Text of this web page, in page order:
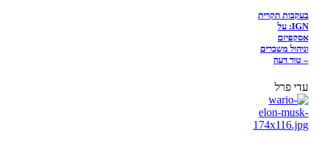
בעקבות תקרית
IGN: על
אסקפיזם
וניהול משברים
– טור דעה
עדי פרל